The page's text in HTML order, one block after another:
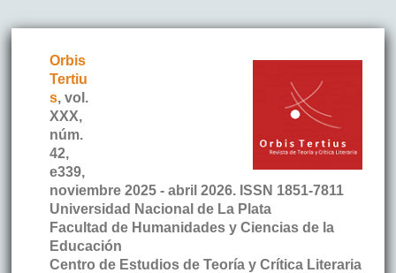
Orbis
Tertiu
s, vol.
XXX,
núm.
42,
e339,
noviembre 2025 - abril 2026. ISSN 1851-7811
Universidad Nacional de La Plata
Facultad de Humanidades y Ciencias de la
Educación
Centro de Estudios de Teoría y Crítica Literaria